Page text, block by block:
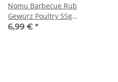
Nomu Barbecue Rub
Gewürz Poultry 55g
(Geflügel)
6,99 € *